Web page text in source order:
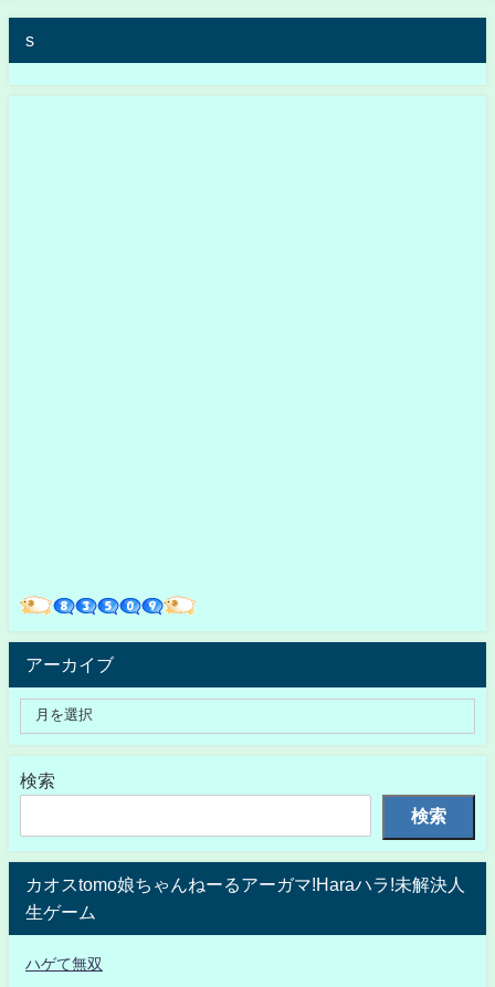
s
アーカイブ
検索
検索
カオスtomo娘ちゃんねーるアーガマ!Haraハラ!未解決人
生ゲーム
ハゲて無双